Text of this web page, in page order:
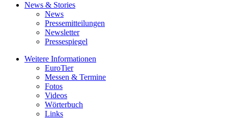
News & Stories
News
Pressemitteilungen
Newsletter
Pressespiegel
Weitere Informationen
EuroTier
Messen & Termine
Fotos
Videos
Wörterbuch
Links